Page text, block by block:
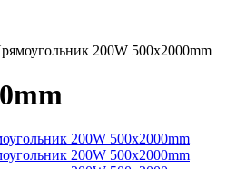
200W 500х2000mm